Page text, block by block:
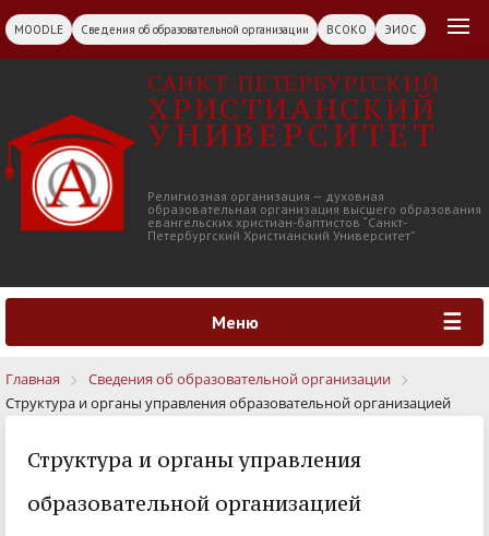
MOODLE Сведения об образовательной организации ВСОКО ЭИОС
САНКТ-ПЕТЕРБУРГСКИЙ
ХРИСТИАНСКИЙ
УНИВЕРСИТЕТ
Религиозная организация — духовная
образовательная организация высшего образования
евангельских христиан-баптистов “Санкт-
Петербургский Христианский Университет”
Меню
Главная
Сведения об образовательной организации
Структура и органы управления образовательной организацией
Структура и органы управления
образовательной организацией